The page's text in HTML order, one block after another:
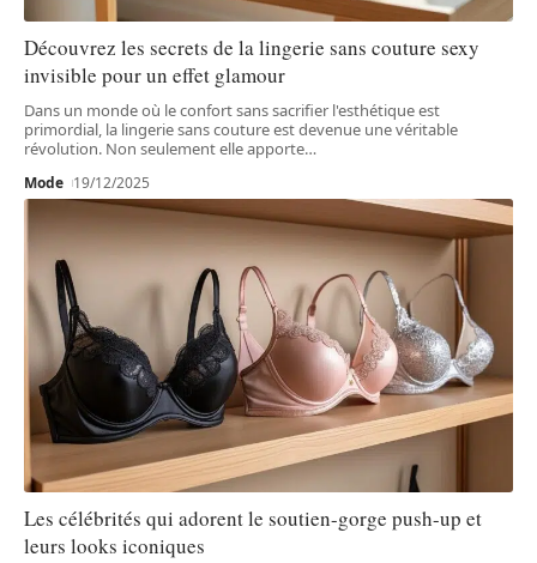
Découvrez les secrets de la lingerie sans couture sexy
invisible pour un effet glamour
Dans un monde où le confort sans sacrifier l'esthétique est
primordial, la lingerie sans couture est devenue une véritable
révolution. Non seulement elle apporte…
Mode 19/12/2025
Les célébrités qui adorent le soutien-gorge push-up et
leurs looks iconiques